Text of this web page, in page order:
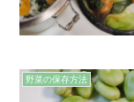
野菜の保存方法